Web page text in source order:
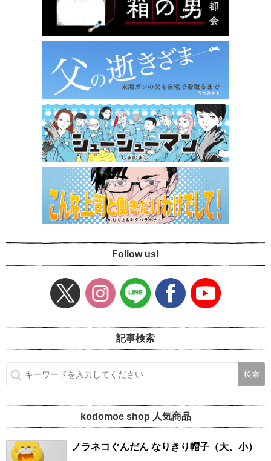
Follow us!
記事検索
kodomoe shop 人気商品
ノラネコぐんだん なりきり帽子（大、小）